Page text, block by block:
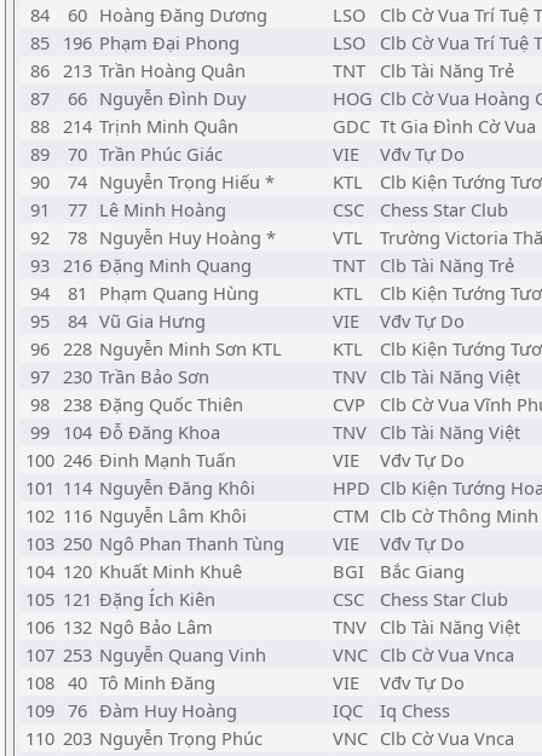
84
60 Hoàng Đăng Dương LSO
Clb Cờ Vua Trí Tuệ
85 196 Phạm Đại Phong LSO
Clb Cờ Vua Trí Tuệ
86 213 Trần Hoàng Quân TNT
Clb Tài Năng Trẻ
87
66 Nguyễn Đình Duy HOG Clb Cờ Vua Hoàng
88 214 Trịnh Minh Quân GDC Tt Gia Đình Cờ Vua
89
70 Trần Phúc Giác VIE
Vđv Tự Do
90
74 Nguyễn Trọng Hiếu * KTL
Clb Kiện Tướng
91
77 Lê Minh Hoàng CSC
Chess Star Club
92
78 Nguyễn Huy Hoàng * VTL
Trường Victoria
93 216 Đặng Minh Quang TNT
Clb Tài Năng Trẻ
94
81 Phạm Quang Hùng KTL
Clb Kiện Tướng
95
84 Vũ Gia Hưng VIE
Vđv Tự Do
96 228 Nguyễn Minh Sơn KTL KTL
Clb Kiện Tướng
97 230 Trần Bảo Sơn TNV Clb Tài Năng Việt
98 238 Đặng Quốc Thiên CVP
Clb Cờ Vua Vĩnh
99 104 Đỗ Đăng Khoa TNV Clb Tài Năng Việt
100 246 Đinh Mạnh Tuấn VIE
Vđv Tự Do
101 114 Nguyễn Đăng Khôi HPD Clb Kiện Tướng
102 116 Nguyễn Lâm Khôi CTM Clb Cờ Thông Minh
103 250 Ngô Phan Thanh Tùng VIE
Vđv Tự Do
104 120 Khuất Minh Khuê BGI
Bắc Giang
105 121 Đặng Ích Kiên CSC
Chess Star Club
106 132 Ngô Bảo Lâm TNV Clb Tài Năng Việt
107 253 Nguyễn Quang Vinh VNC Clb Cờ Vua Vnca
108 40 Tô Minh Đăng VIE
Vđv Tự Do
109 76 Đàm Huy Hoàng IQC
Iq Chess
110 203 Nguyễn Trọng Phúc VNC Clb Cờ Vua Vnca